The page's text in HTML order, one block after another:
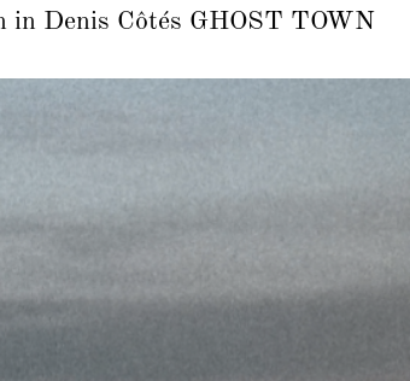
in Denis Côtés GHOST TOWN